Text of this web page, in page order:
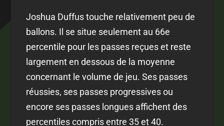
Joshua Duffus touche relativement peu de
ballons. Il se situe seulement au 66e
percentile pour les passes reçues et reste
largement en dessous de la moyenne
concernant le volume de jeu. Ses passes
réussies, ses passes progressives ou
encore ses passes longues affichent des
percentiles compris entre 35 et 40.